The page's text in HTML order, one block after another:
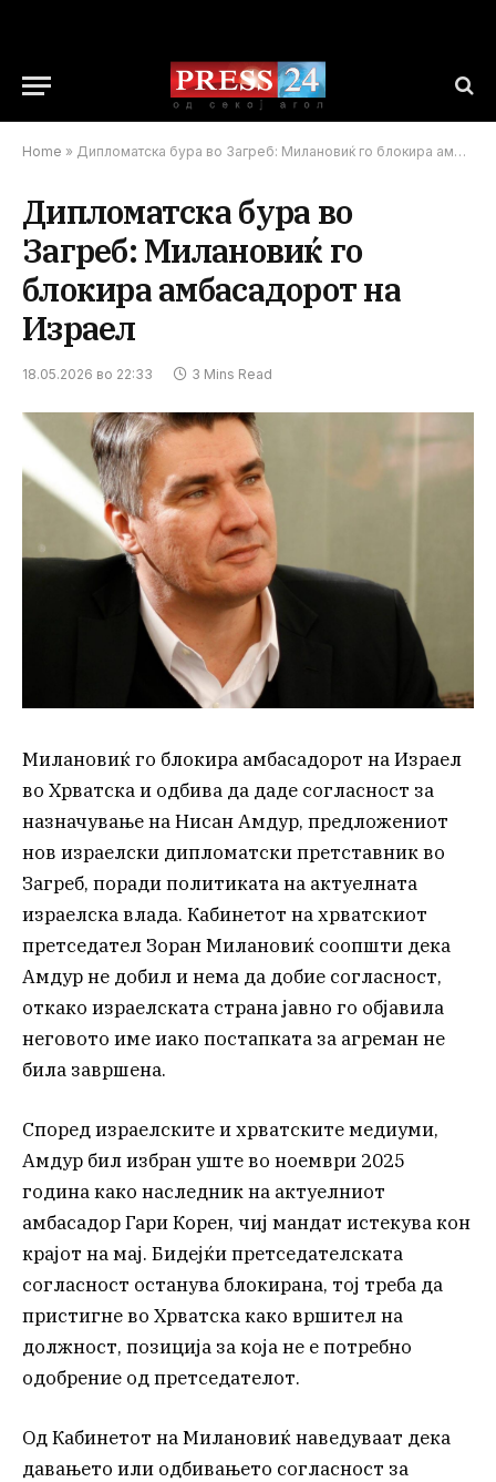
Home » Дипломатска бура во Загреб: Милановиќ го блокира амбасадорот на Израел
Дипломатска бура во
Загреб: Милановиќ го
блокира амбасадорот на
Израел
18.05.2026 во 22:33 3 Mins Read
Милановиќ го блокира амбасадорот на Израел
во Хрватска и одбива да даде согласност за
назначување на Нисан Амдур, предложениот
нов израелски дипломатски претставник во
Загреб, поради политиката на актуелната
израелска влада. Кабинетот на хрватскиот
претседател Зоран Милановиќ соопшти дека
Амдур не добил и нема да добие согласност,
откако израелската страна јавно го објавила
неговото име иако постапката за агреман не
била завршена.
Според израелските и хрватските медиуми,
Амдур бил избран уште во ноември 2025
година како наследник на актуелниот
амбасадор Гари Корен, чиј мандат истекува кон
крајот на мај. Бидејќи претседателската
согласност останува блокирана, тој треба да
пристигне во Хрватска како вршител на
должност, позиција за која не е потребно
одобрение од претседателот.
Од Кабинетот на Милановиќ наведуваат дека
давањето или одбивањето согласност за